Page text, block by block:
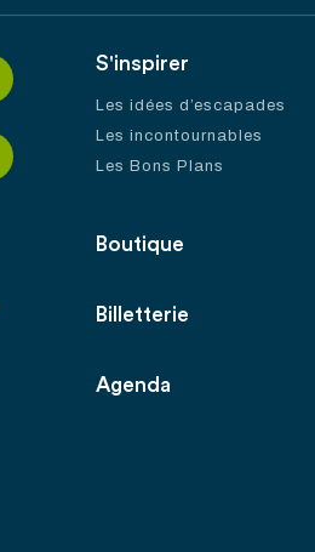
S'inspirer
Les idées d’escapades
Les incontournables
Les Bons Plans
Boutique
Billetterie
Agenda